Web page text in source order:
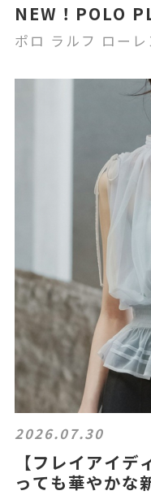
NEW！POLO
ポロ ラルフ ロー
2026.07.30
【フレイアイ
っても華やかな